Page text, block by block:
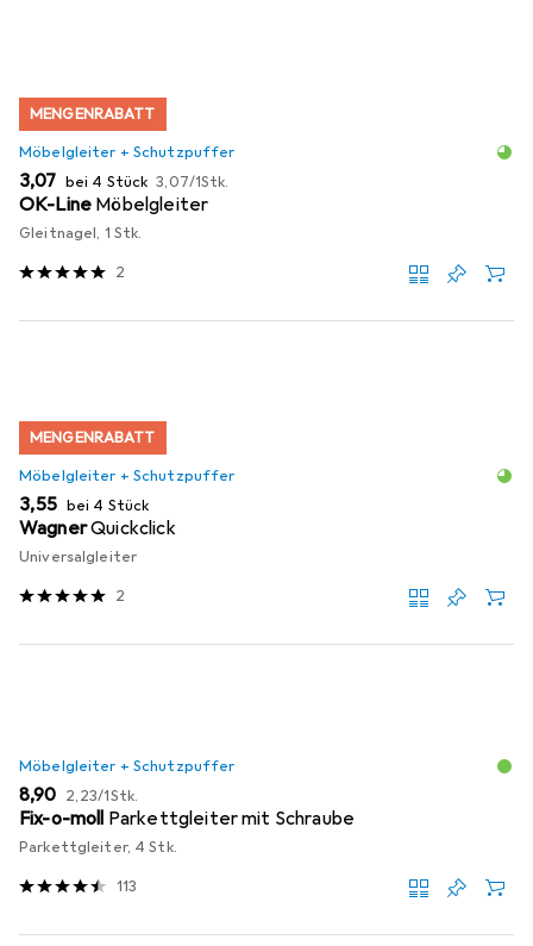
MENGENRABATT
Möbelgleiter + Schutzpuffer
EUR
3,07 bei 4 Stück EUR
3,07/1Stk.
OK-Line Möbelgleiter
Gleitnagel, 1 Stk.
2
MENGENRABATT
Möbelgleiter + Schutzpuffer
EUR
3,55 bei 4 Stück
WagnerQuickclick
Universalgleiter
2
Möbelgleiter + Schutzpuffer
EUR
8,90 EUR
2,23/1Stk.
Fix-o-moll Parkettgleiter mit Schraube
Parkettgleiter, 4 Stk.
113